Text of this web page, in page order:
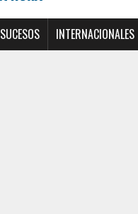
SUCESOS INTERNACIONALES